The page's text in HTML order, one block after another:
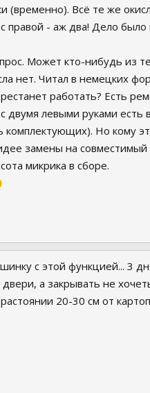
(временно). Всё те же
правой - аж два! Дело
Может кто-нибудь из
нет. Читал в немецких
работать? Есть
двумя левыми руками есть
комплектующих). Но кому
замены на
микрика в сборе.
с этой функцией... 3
а закрывать не
20-30 см от